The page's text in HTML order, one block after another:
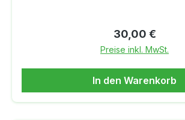
Regulärer Preis:
30,00 €
Preise inkl. MwSt.
In den Warenkorb